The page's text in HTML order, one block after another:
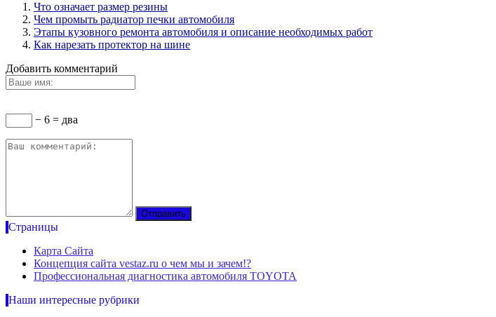
Что означает размер резины
Чем промыть радиатор печки автомобиля
Этапы кузовного ремонта автомобиля и описание необходимых работ
Как нарезать протектор на шине
Добавить комментарий
− 6 = два
Страницы
Карта Сайта
Концепция сайта vestaz.ru о чем мы и зачем!?
Профессиональная диагностика автомобиля TOYOTA
Наши интересные рубрики